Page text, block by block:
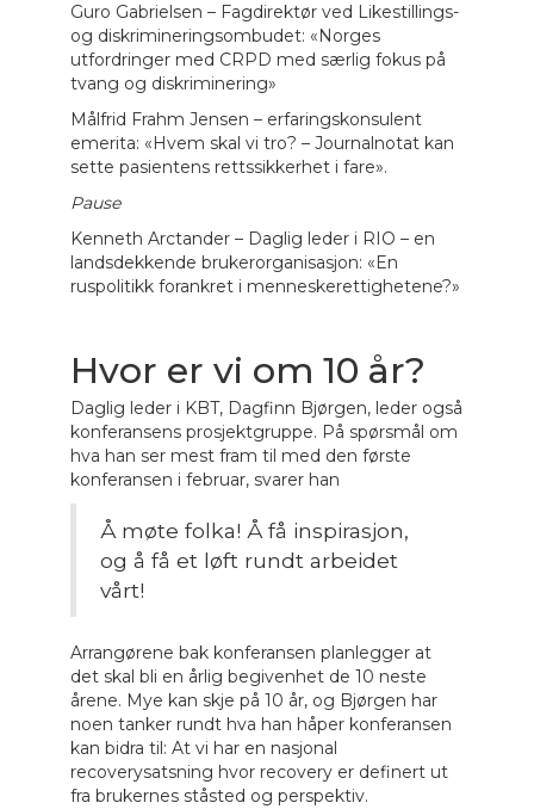
Guro Gabrielsen – Fagdirektør ved Likestillings-
og diskrimineringsombudet: «Norges
utfordringer med CRPD med særlig fokus på
tvang og diskriminering»
Målfrid Frahm Jensen – erfaringskonsulent
emerita: «Hvem skal vi tro? – Journalnotat kan
sette pasientens rettssikkerhet i fare».
Pause
Kenneth Arctander – Daglig leder i RIO – en
landsdekkende brukerorganisasjon: «En
ruspolitikk forankret i menneskerettighetene?»
Hvor er vi om 10 år?
Daglig leder i KBT, Dagfinn Bjørgen, leder også
konferansens prosjektgruppe. På spørsmål om
hva han ser mest fram til med den første
konferansen i februar, svarer han
Å møte folka! Å få inspirasjon,
og å få et løft rundt arbeidet
vårt!
Arrangørene bak konferansen planlegger at
det skal bli en årlig begivenhet de 10 neste
årene. Mye kan skje på 10 år, og Bjørgen har
noen tanker rundt hva han håper konferansen
kan bidra til: At vi har en nasjonal
recoverysatsning hvor recovery er definert ut
fra brukernes ståsted og perspektiv.